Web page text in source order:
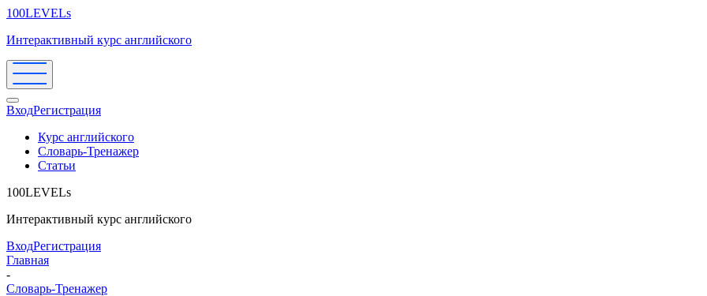
100LEVELs
Интерактивный курс английского
ВходРегистрация
Курс английского
Словарь-Тренажер
Статьи
100LEVELs
Интерактивный курс английского
ВходРегистрация
Главная
-
Словарь-Тренажер